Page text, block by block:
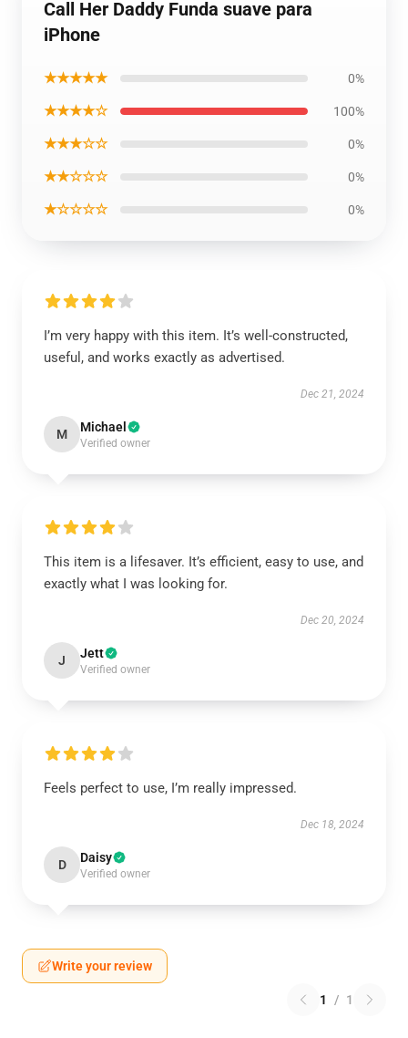
Call Her Daddy Funda suave para
iPhone
★★★★★ 0%
★★★★☆ 100%
★★★☆☆ 0%
★★☆☆☆ 0%
★☆☆☆☆ 0%
I’m very happy with this item. It’s well-constructed,
useful, and works exactly as advertised.
Dec 21, 2024
M Michael
Verified owner
This item is a lifesaver. It’s efficient, easy to use, and
exactly what I was looking for.
Dec 20, 2024
J Jett
Verified owner
Feels perfect to use, I’m really impressed.
Dec 18, 2024
D Daisy
Verified owner
Write your review
1 / 1